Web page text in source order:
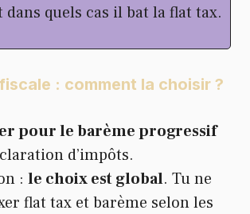
quels cas il bat la flat tax.
fiscale : comment la choisir ?
pour le barème progressif
d’impôts.
: le choix est global. Tu ne
flat tax et barème selon les